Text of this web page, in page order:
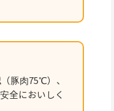
豚肉75℃）、
全においしく